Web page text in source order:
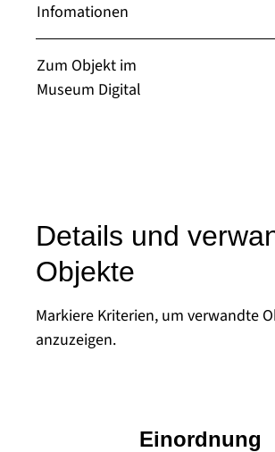
Infomationen
Zum Objekt im
Museum Digital
Details und
Objekte
Markiere Kriterien, um verwandte
anzuzeigen.
Einordnung